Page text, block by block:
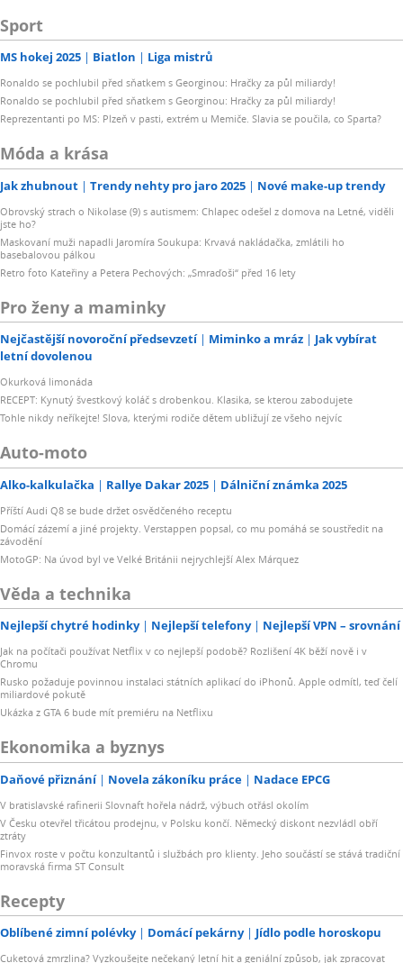
Sport
MS hokej 2025 Biatlon Liga mistrů
Ronaldo se pochlubil před sňatkem s Georginou: Hračky za půl miliardy!
Ronaldo se pochlubil před sňatkem s Georginou: Hračky za půl miliardy!
Reprezentanti po MS: Plzeň v pasti, extrém u Memiče. Slavia se poučila, co Sparta?
Móda a krása
Jak zhubnout Trendy nehty pro jaro 2025 Nové make-up trendy
Obrovský strach o Nikolase (9) s autismem: Chlapec odešel z domova na Letné, viděli
jste ho?
Maskovaní muži napadli Jaromíra Soukupa: Krvavá nakládačka, zmlátili ho
basebalovou pálkou
Retro foto Kateřiny a Petera Pechových: „Smraďoši“ před 16 lety
Pro ženy a maminky
Nejčastější novoroční předsevzetí Miminko a mráz
Jak vybírat
letní dovolenou
Okurková limonáda
RECEPT: Kynutý švestkový koláč s drobenkou. Klasika, se kterou zabodujete
Tohle nikdy neříkejte! Slova, kterými rodiče dětem ubližují ze všeho nejvíc
Auto-moto
Alko-kalkulačka Rallye Dakar 2025 Dálniční známka 2025
Příští Audi Q8 se bude držet osvědčeného receptu
Domácí zázemí a jiné projekty. Verstappen popsal, co mu pomáhá se soustředit na
závodění
MotoGP: Na úvod byl ve Velké Británii nejrychlejší Alex Márquez
Věda a technika
Nejlepší chytré hodinky Nejlepší telefony Nejlepší VPN – srovnání
Jak na počítači používat Netflix v co nejlepší podobě? Rozlišení 4K běží nově i v
Chromu
Rusko požaduje povinnou instalaci státních aplikací do iPhonů. Apple odmítl, teď čelí
miliardové pokutě
Ukázka z GTA 6 bude mít premiéru na Netflixu
Ekonomika a byznys
Daňové přiznání Novela zákoníku práce Nadace EPCG
V bratislavské rafinerii Slovnaft hořela nádrž, výbuch otřásl okolím
V Česku otevřel třicátou prodejnu, v Polsku končí. Německý diskont nezvládl obří
ztráty
Finvox roste v počtu konzultantů i službách pro klienty. Jeho součástí se stává tradiční
moravská firma ST Consult
Recepty
Oblíbené zimní polévky Domácí pekárny Jídlo podle horoskopu
Cuketová zmrzlina? Vyzkoušejte nečekaný letní hit a geniální způsob, jak zpracovat